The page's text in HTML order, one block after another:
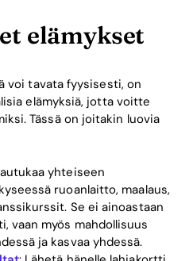
elämykset
voi tavata fyysisesti, on
elämyksiä, jotta voitte
Tässä on joitakin luovia
yhteiseen
ruoanlaitto, maalaus,
Se ei ainoastaan
vaan myös mahdollisuus
ja kasvaa yhdessä.